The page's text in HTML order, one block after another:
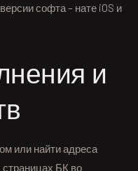
софта – нате iOS и
и
или найти адреса
БК во